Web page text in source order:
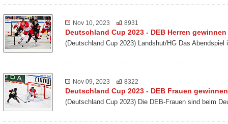
Nov 10, 2023 8931
Deutschland Cup 2023 - DEB Herren
(Deutschland Cup 2023) Landshut/HG Das
Nov 09, 2023 8322
Deutschland Cup 2023 - DEB Frauen
(Deutschland Cup 2023) Die DEB-Frauen sind beim